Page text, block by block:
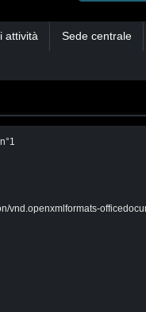
attività Sede centrale
vnd.openxmlformats-